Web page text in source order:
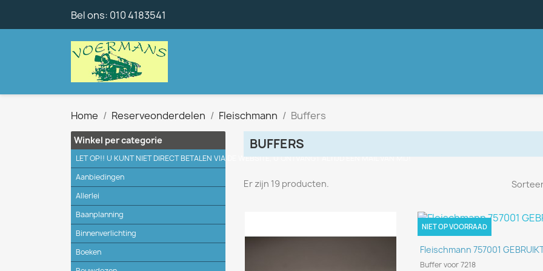
Bel ons: 010 4183541
Home Reserveonderdelen Fleischmann Buffers
Winkel per categorie
LET OP!! U KUNT NIET DIRECT BETALEN VIA DE WEBSITE, U ONTVANGT ALTIJD EEN MAIL VAN MIJ!
Aanbiedingen
Allerlei
Baanplanning
Binnenverlichting
Boeken
BUFFERS
Er zijn 19 producten.
Snel bekijken
Fleischmann 757001
Buffer voor 7218
NIET OP VOORRAAD